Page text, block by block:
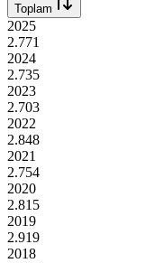
Toplam
2025
2.771
2024
2.735
2023
2.703
2022
2.848
2021
2.754
2020
2.815
2019
2.919
2018